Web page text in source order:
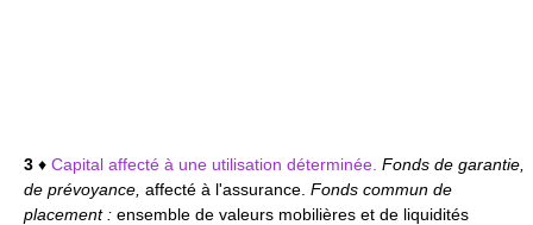
3 ♦ Capital affecté à une utilisation déterminée. Fonds de garantie,
de prévoyance, affecté à l'assurance. Fonds commun de
placement : ensemble de valeurs mobilières et de liquidités